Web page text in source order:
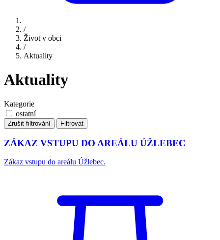
/
Život v obci
/
Aktuality
Aktuality
Kategorie
ostatní
Zrušit filtrování Filtrovat
ZÁKAZ VSTUPU DO AREÁLU ÚŽLEBEC
Zákaz vstupu do areálu Úžlebec.